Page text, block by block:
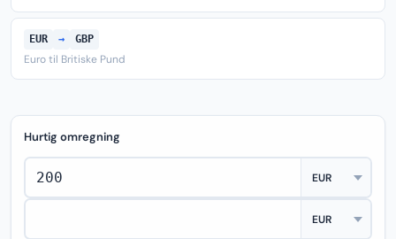
EUR → GBP
Euro til Britiske Pund
Hurtig omregning